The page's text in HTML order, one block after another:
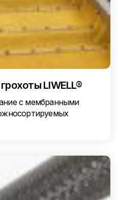
LIWELL®
с мембранными